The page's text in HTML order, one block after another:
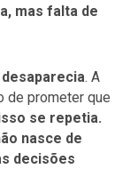
mas falta de
. A
de prometer que
se repetia.
nasce de
decisões